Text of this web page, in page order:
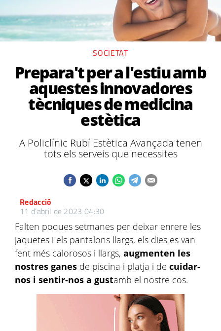
SOCIETAT
Prepara't per a l'estiu amb
aquestes innovadores
tècniques de medicina
estètica
A Policlínic Rubí Estètica Avançada tenen
tots els serveis que necessites
Redacció
11 d’abril de 2023 04:30
Falten poques setmanes per deixar enrere les
jaquetes i els pantalons llargs, els dies es van
fent més calorosos i llargs, augmenten les
nostres ganes de piscina i platja i de cuidar-
nos i sentir-nos a gustamb el nostre cos.